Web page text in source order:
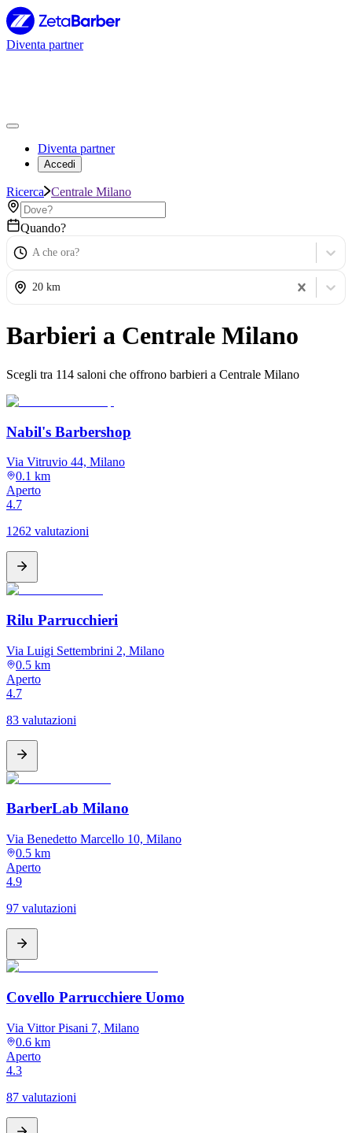
Diventa partner
Diventa partner
Accedi
Ricerca Centrale Milano
Quando?
A che ora?
20 km
Barbieri a Centrale Milano
Scegli tra 114 saloni che offrono barbieri a Centrale Milano
Nabil's Barbershop
Via Vitruvio 44, Milano
0.1 km
Aperto
4.7
1262 valutazioni
Rilu Parrucchieri
Via Luigi Settembrini 2, Milano
0.5 km
Aperto
4.7
83 valutazioni
BarberLab Milano
Via Benedetto Marcello 10, Milano
0.5 km
Aperto
4.9
97 valutazioni
Covello Parrucchiere Uomo
Via Vittor Pisani 7, Milano
0.6 km
Aperto
4.3
87 valutazioni